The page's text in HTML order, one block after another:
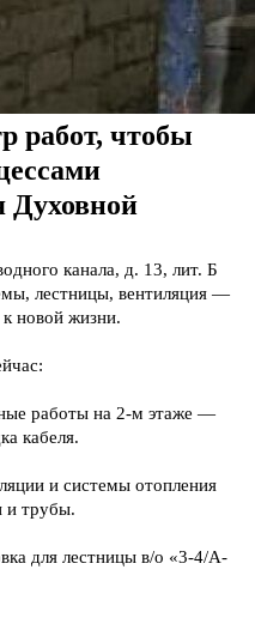
работ, чтобы
Духовной
канала, д. 13, лит. Б
лестницы, вентиляция —
новой жизни.
работы на 2-м этаже —
кабеля.
и системы отопления
и трубы.
для лестницы в/о «3-4/А-